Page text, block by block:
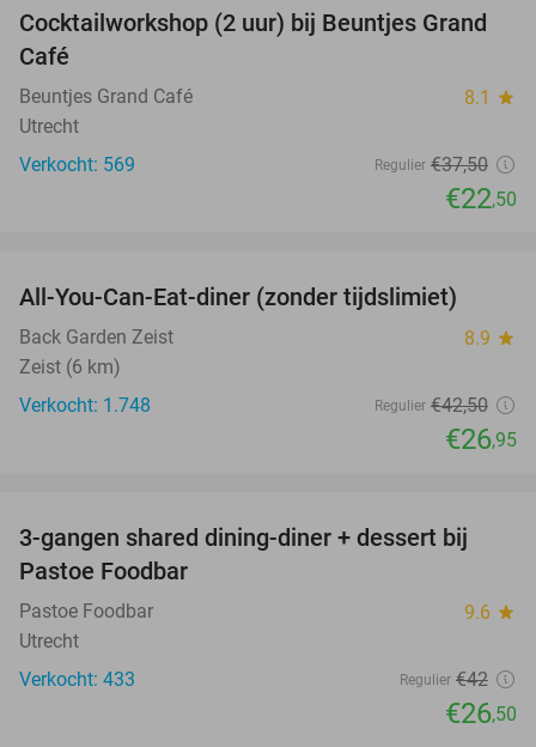
40%
Cocktailworkshop (2 uur) bij Beuntjes Grand
Café
Beuntjes Grand Café 8.1 star
Utrecht
Verkocht: 569
Regulier €37,50
€22,50
All-You-Can-Eat-diner (zonder tijdslimiet)
Back Garden Zeist 8.9 star
Zeist (6 km)
Verkocht: 1.748
Regulier €42,50
€26,95
37%
3-gangen shared dining-diner + dessert bij
Pastoe Foodbar
Pastoe Foodbar 9.6 star
Utrecht
Verkocht: 433
Regulier €42
€26,50